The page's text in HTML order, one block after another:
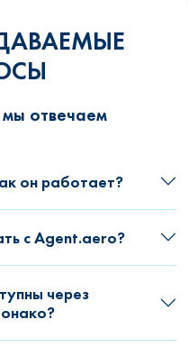
отвечаем
он работает?
с Agent.aero?
через